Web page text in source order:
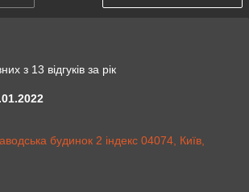
з 13 відгуків за рік
будинок 2 індекс 04074, Київ,